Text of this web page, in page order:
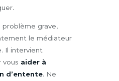
problème grave,
le médiateur
Il intervient
vous aider à
d’entente. Ne